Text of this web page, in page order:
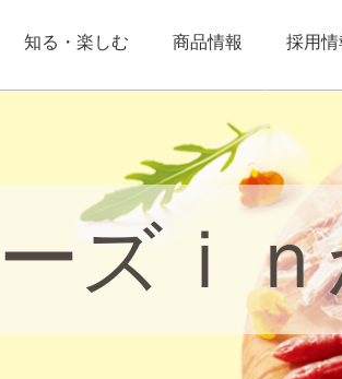
知る・楽しむ 商品情報 採用情
ズｉ